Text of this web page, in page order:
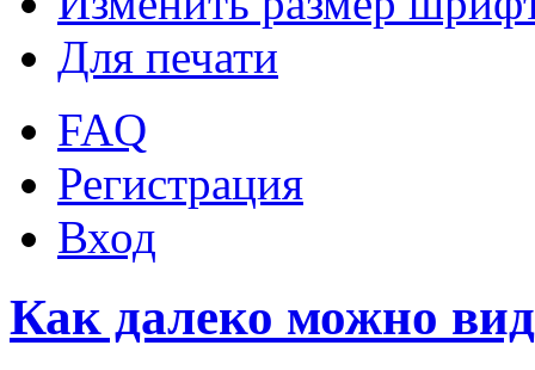
Для печати
FAQ
Регистрация
Вход
Как далеко можно